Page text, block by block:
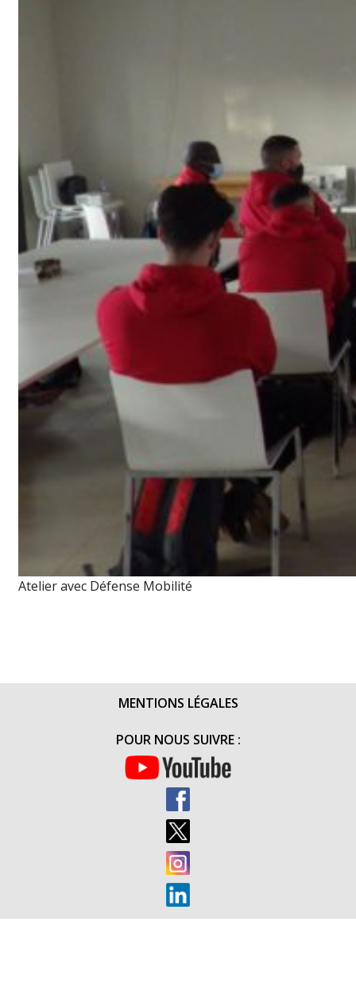
Atelier avec Défense Mobilité
MENTIONS LÉGALES
POUR NOUS SUIVRE :